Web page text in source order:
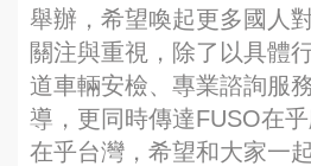
舉辦，希望喚起更多國人
關注與重視，除了以具體
道車輛安檢、專業諮詢服
導，更同時傳達FUSO在乎
在乎台灣，希望和大家一